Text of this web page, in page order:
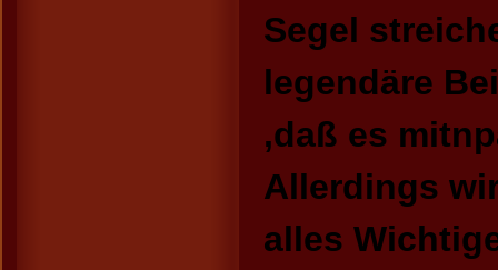
Segel
legendäre
,daß es
Allerdings
alles